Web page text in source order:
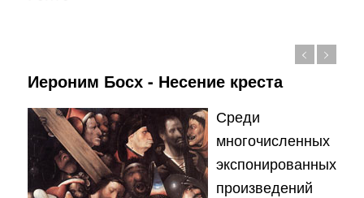
Иероним Босх - Несение креста
Среди
многочисленных
экспонированных
произведений